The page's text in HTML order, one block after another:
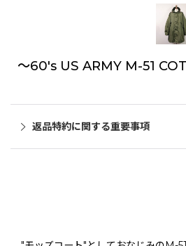
〜60's US ARMY M-51
返品特約に関する重要事項